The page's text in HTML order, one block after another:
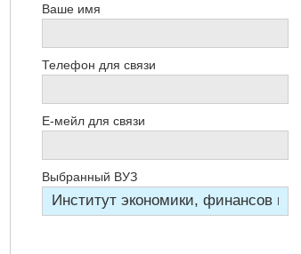
Ваше имя
Телефон для связи
Е-мейл для связи
Выбранный ВУЗ